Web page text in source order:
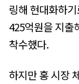
링해 현대화하
425억원을 지출
착수했다.
하지만 홍 시장